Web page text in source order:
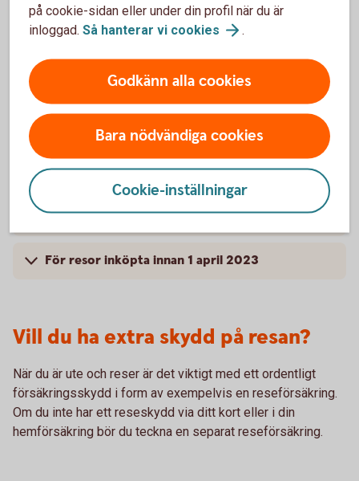
För vem gäller försäkringen? – Bankkort
Mastercard
Villkor – Bankkort Mastercard
Skadeanmälan och kontaktvägar
För resor inköpta innan 1 april 2023
Vill du ha extra skydd på resan?
När du är ute och reser är det viktigt med ett ordentligt
försäkringsskydd i form av exempelvis en reseförsäkring.
Om du inte har ett reseskydd via ditt kort eller i din
hemförsäkring bör du teckna en separat reseförsäkring.
på cookie-sidan eller under din profil när du är
inloggad. Så hanterar vi cookies .
Godkänn alla cookies
Bara nödvändiga cookies
Cookie-inställningar